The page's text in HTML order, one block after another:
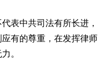
表中共司法有所长进，
有的尊重，在发挥律师
。